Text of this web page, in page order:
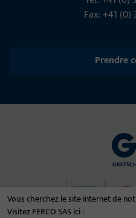
Vous cherchez le site internet de
Visitez FERCO SAS ici :
Fax: +41
Prendre